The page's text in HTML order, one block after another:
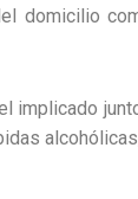
domicilio
implicado